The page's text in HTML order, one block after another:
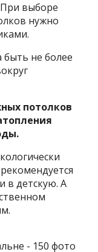
выборе
нужно
не более
потолков
в детскую. А